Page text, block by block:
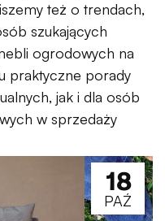
też o trendach,
szukających
ogrodowych na
praktyczne porady
jak i dla osób
w sprzedaży
18
PAŹ